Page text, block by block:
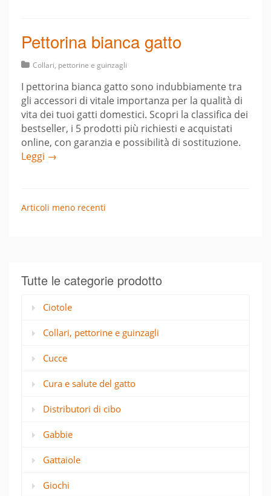
Pettorina bianca gatto
Collari, pettorine e guinzagli
I pettorina bianca gatto sono indubbiamente tra
gli accessori di vitale importanza per la qualità di
vita dei tuoi gatti domestici. Scopri la classifica dei
bestseller, i 5 prodotti più richiesti e acquistati
online, con garanzia e possibilità di sostituzione.
Leggi →
Navigazione
Articoli meno recenti
Tutte le categorie prodotto
Ciotole
Collari, pettorine e guinzagli
Cucce
Cura e salute del gatto
Distributori di cibo
Gabbie
Gattaiole
Giochi